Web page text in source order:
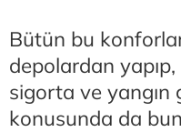
Bütün bu
depolardan
sigorta ve yangın
konusunda da